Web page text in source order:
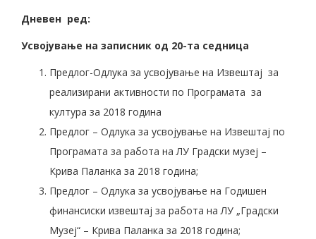
Дневен ред:
Усвојување на записник од 20-та седница
Предлог-Одлука за усвојување на Извештај за
реализирани активности по Програмата за
култура за 2018 година
Предлог – Одлука за усвојување на Извештај по
Програмата за работа на ЛУ Градски музеј –
Крива Паланка за 2018 година;
Предлог – Одлука за усвојување на Годишен
финансиски извештај за работа на ЛУ „Градски
Музеј“ – Крива Паланка за 2018 година;